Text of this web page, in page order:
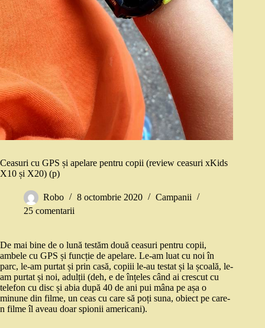
Ceasuri cu GPS și apelare pentru copii (review ceasuri xKids
X10 și X20) (p)
Robo 8 octombrie 2020
Campanii
25 comentarii
De mai bine de o lună testăm două ceasuri pentru copii,
ambele cu GPS și funcție de apelare. Le-am luat cu noi în
parc, le-am purtat și prin casă, copiii le-au testat și la școală, le-
am purtat și noi, adulții (deh, e de înțeles când ai crescut cu
telefon cu disc și abia după 40 de ani pui mâna pe așa o
minune din filme, un ceas cu care să poți suna, obiect pe care-
n filme îl aveau doar spionii americani).